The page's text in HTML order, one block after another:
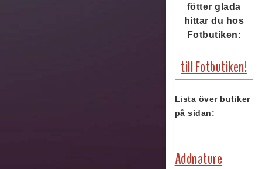
fötter glada
hittar du hos
Fotbutiken:
till Fotbutiken!
Lista över butiker
på sidan:
Addnature